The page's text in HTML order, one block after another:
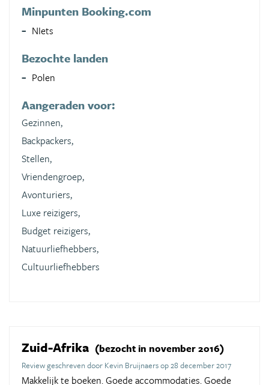
Minpunten Booking.com
NIets
Bezochte landen
Polen
Aangeraden voor:
Gezinnen,
Backpackers,
Stellen,
Vriendengroep,
Avonturiers,
Luxe reizigers,
Budget reizigers,
Natuurliefhebbers,
Cultuurliefhebbers
Zuid-Afrika (bezocht in november 2016)
Review geschreven door Kevin Bruijnaers op 28 december 2017
Makkelijk te boeken. Goede accommodaties. Goede